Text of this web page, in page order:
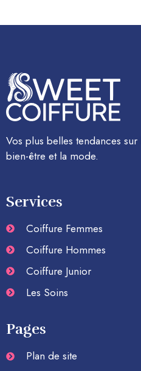
Vos plus belles tendances
bien-être et la mode.
Services
Coiffure Femmes
Coiffure Hommes
Coiffure Junior
Les Soins
Pages
Plan de site